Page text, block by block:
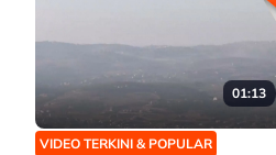
01:13
VIDEO TERKINI & POPULAR